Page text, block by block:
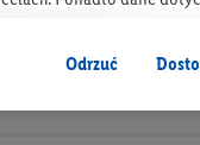
danych
które są również
Odrzuć